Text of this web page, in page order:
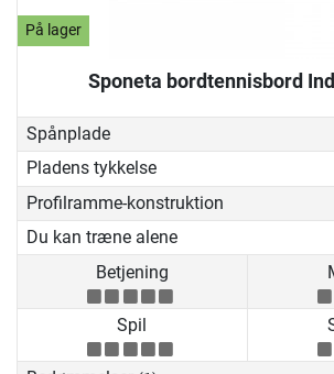
På lager
Sponeta bordtennisbord
Spånplade
Pladens tykkelse
Profilramme-konstruktion
Du kan træne alene
Betjening
Spil